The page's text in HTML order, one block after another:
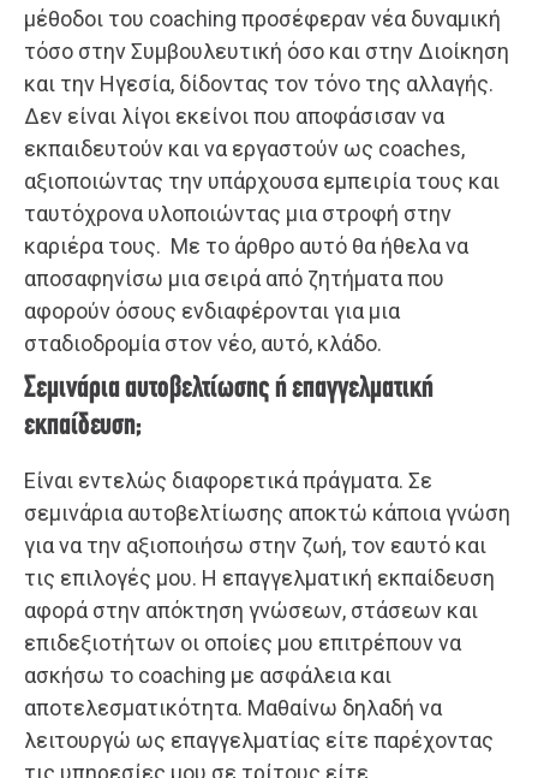
μέθοδοι του coaching προσέφεραν νέα δυναμική
τόσο στην Συμβουλευτική όσο και στην Διοίκηση
και την Ηγεσία, δίδοντας τον τόνο της αλλαγής.
Δεν είναι λίγοι εκείνοι που αποφάσισαν να
εκπαιδευτούν και να εργαστούν ως coaches,
αξιοποιώντας την υπάρχουσα εμπειρία τους και
ταυτόχρονα υλοποιώντας μια στροφή στην
καριέρα τους. Με το άρθρο αυτό θα ήθελα να
αποσαφηνίσω μια σειρά από ζητήματα που
αφορούν όσους ενδιαφέρονται για μια
σταδιοδρομία στον νέο, αυτό, κλάδο.
Σεμινάρια αυτοβελτίωσης ή επαγγελματική
εκπαίδευση;
Είναι εντελώς διαφορετικά πράγματα. Σε
σεμινάρια αυτοβελτίωσης αποκτώ κάποια γνώση
για να την αξιοποιήσω στην ζωή, τον εαυτό και
τις επιλογές μου. Η επαγγελματική εκπαίδευση
αφορά στην απόκτηση γνώσεων, στάσεων και
επιδεξιοτήτων οι οποίες μου επιτρέπουν να
ασκήσω το coaching με ασφάλεια και
αποτελεσματικότητα. Μαθαίνω δηλαδή να
λειτουργώ ως επαγγελματίας είτε παρέχοντας
τις υπηρεσίες μου σε τρίτους είτε